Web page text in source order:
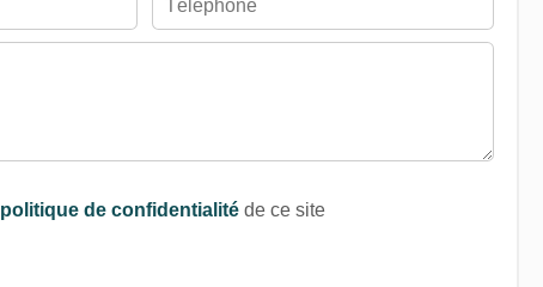
politique de confidentialitéde ce site